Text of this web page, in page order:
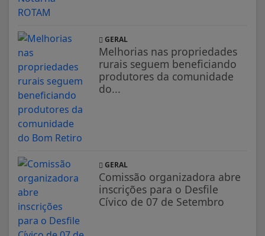
GERAL
Melhorias nas propriedades
rurais seguem beneficiando
produtores da comunidade
do...
GERAL
Comissão organizadora abre
inscrições para o Desfile
Cívico de 07 de Setembro